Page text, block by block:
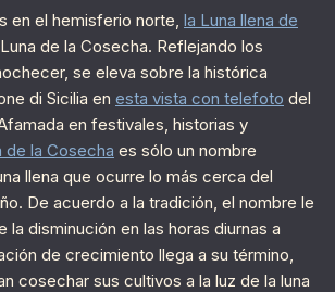
en el hemisferio norte, la Luna llena de
de la Cosecha. Reflejando los
se eleva sobre la histórica
di Sicilia en esta vista con telefoto del
en festivales, historias y
de la Cosecha es sólo un nombre
llena que ocurre lo más cerca del
De acuerdo a la tradición, el nombre le
la disminución en las horas diurnas a
de crecimiento llega a su término,
cosechar sus cultivos a la luz de la luna